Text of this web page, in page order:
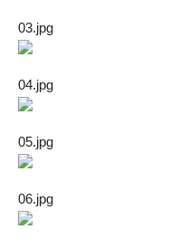
03.jpg
04.jpg
05.jpg
06.jpg